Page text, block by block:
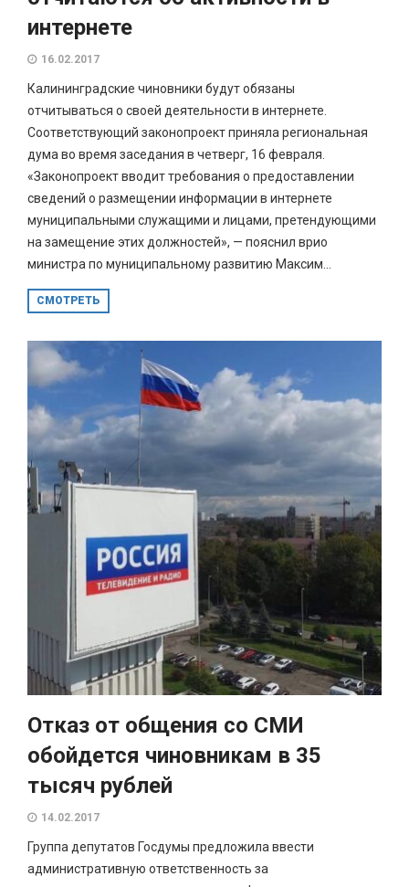
интернете
16.02.2017
Калининградские чиновники будут обязаны
отчитываться о своей деятельности в интернете.
Соответствующий законопроект приняла региональная
дума во время заседания в четверг, 16 февраля.
«Законопроект вводит требования о предоставлении
сведений о размещении информации в интернете
муниципальными служащими и лицами, претендующими
на замещение этих должностей», — пояснил врио
министра по муниципальному развитию Максим...
СМОТРЕТЬ
Отказ от общения со СМИ
обойдется чиновникам в 35
тысяч рублей
14.02.2017
Группа депутатов Госдумы предложила ввести
административную ответственность за